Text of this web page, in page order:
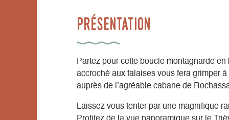
Présentation
Partez pour cette boucle montagnarde
accroché aux falaises vous fera grimper
auprès de l’agréable cabane de
Laissez vous tenter par une magnifique